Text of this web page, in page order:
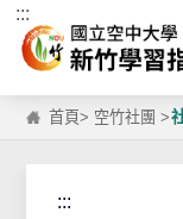
跳到主要內容區塊
:::
首頁> 空竹社團 >
:::